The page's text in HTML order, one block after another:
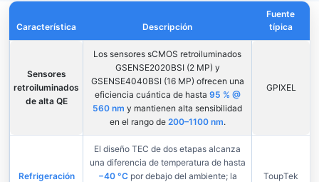
Característica Descripción
Fuente
típica
Sensores
retroiluminados
de alta QE
Los sensores sCMOS retroiluminados
GSENSE2020BSI (2 MP) y
GSENSE4040BSI (16 MP) ofrecen una
eficiencia cuántica de hasta 95 % @
560 nm y mantienen alta sensibilidad
en el rango de 200–1100 nm.
GPIXEL
Refrigeración
El diseño TEC de dos etapas alcanza
una diferencia de temperatura de hasta
−40 °Cpor debajo del ambiente; la
ToupTek